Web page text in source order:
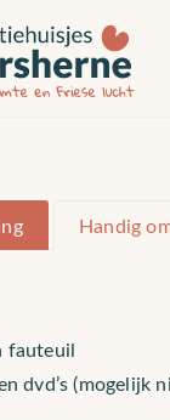
Handig
fauteuil
dvd’s (mogelijk